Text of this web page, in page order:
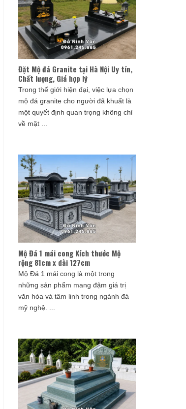
Đặt Mộ đá Granite tại Hà Nội Uy tín,
Chất lượng, Giá hợp lý
Trong thế giới hiện đại, việc lựa chọn
mộ đá granite cho người đã khuất là
một quyết định quan trọng không chỉ
về mặt ...
Mộ Đá 1 mái cong Kích thước Mộ
rộng 81cm x dài 127cm
Mộ Đá 1 mái cong là một trong
những sản phẩm mang đậm giá trị
văn hóa và tâm linh trong ngành đá
mỹ nghệ. ...